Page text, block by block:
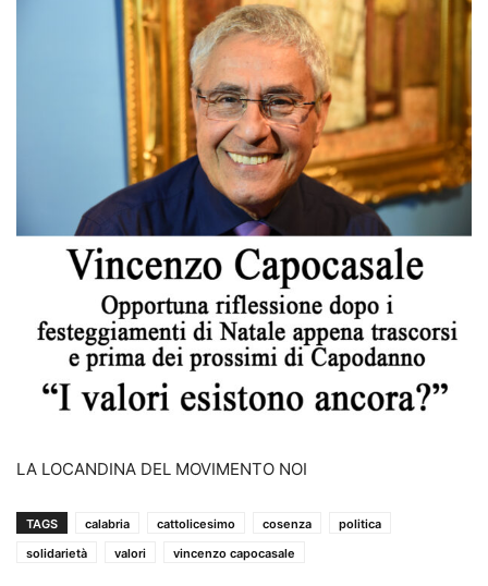
LA LOCANDINA DEL MOVIMENTO NOI
TAGS calabria cattolicesimo cosenza
politica
solidarietà
valori vincenzo capocasale